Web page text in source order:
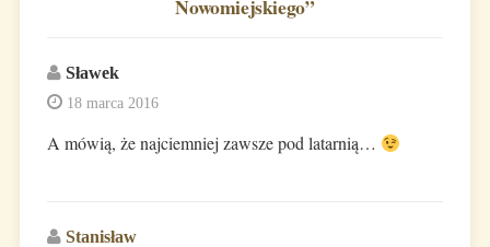
Nowomiejskiego”
Sławek
18 marca 2016
A mówią, że najciemniej zawsze pod latarnią…
Stanisław